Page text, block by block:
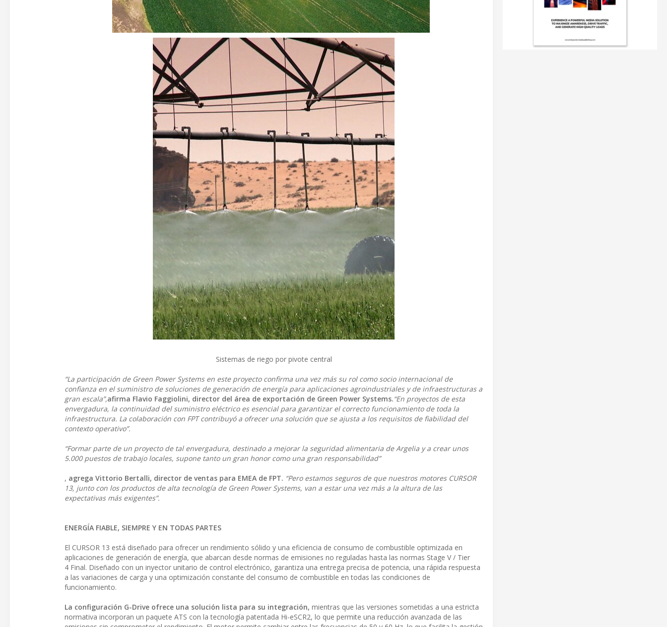
Sistemas de riego por pivote central
“La participación de Green Power Systems en este proyecto confirma una vez más su rol como socio internacional de
confianza en el suministro de soluciones de generación de energía para aplicaciones agroindustriales y de infraestructuras a
gran escala”,afirma Flavio Faggiolini, director del área de exportación de Green Power Systems.“En proyectos de esta
envergadura, la continuidad del suministro eléctrico es esencial para garantizar el correcto funcionamiento de toda la
infraestructura. La colaboración con FPT contribuyó a ofrecer una solución que se ajusta a los requisitos de fiabilidad del
contexto operativo”.
“Formar parte de un proyecto de tal envergadura, destinado a mejorar la seguridad alimentaria de Argelia y a crear unos
5.000 puestos de trabajo locales, supone tanto un gran honor como una gran responsabilidad”
, agrega Vittorio Bertalli, director de ventas para EMEA de FPT. “Pero estamos seguros de que nuestros motores CURSOR
13, junto con los productos de alta tecnología de Green Power Systems, van a estar una vez más a la altura de las
expectativas más exigentes”.
ENERGÍA FIABLE, SIEMPRE Y EN TODAS PARTES
El CURSOR 13 está diseñado para ofrecer un rendimiento sólido y una eficiencia de consumo de combustible optimizada en
aplicaciones de generación de energía, que abarcan desde normas de emisiones no reguladas hasta las normas Stage V / Tier
4 Final. Diseñado con un inyector unitario de control electrónico, garantiza una entrega precisa de potencia, una rápida respuesta
a las variaciones de carga y una optimización constante del consumo de combustible en todas las condiciones de
funcionamiento.
La configuración G-Drive ofrece una solución lista para su integración, mientras que las versiones sometidas a una estricta
normativa incorporan un paquete ATS con la tecnología patentada Hi-eSCR2, lo que permite una reducción avanzada de las